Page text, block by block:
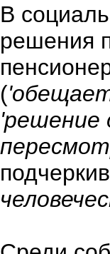
В
решения
(
'решение